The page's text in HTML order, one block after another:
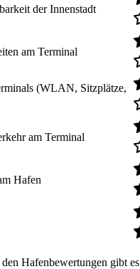
der Innenstadt
am Terminal
(WLAN, Sitzplätze,
am Terminal
Hafen
Hafenbewertungen gibt es